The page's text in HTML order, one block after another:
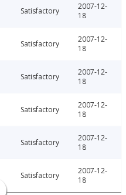
Satisfactory
2007-12-
18
Satisfactory
2007-12-
18
Satisfactory
2007-12-
18
Satisfactory
2007-12-
18
Satisfactory
2007-12-
18
Satisfactory
2007-12-
18